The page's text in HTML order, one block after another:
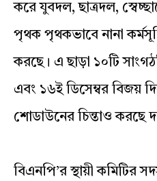
করে যুবদল, ছাত্রদল,
পৃথক পৃথকভাবে নানা
করছে। এ ছাড়া ১০টি
এবং ১৬ই ডিসেম্বর বিজয়
শোডাউনের চিন্তাও করছে
বিএনপি’র স্থায়ী কমিটির